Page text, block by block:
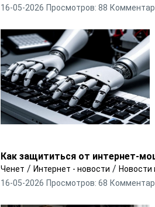
16-05-2026 Просмотров: 88
Как защититься от интернет-
Ченет / Интернет - новости / Новости
16-05-2026 Просмотров: 68
Х. Гапураев. Капкан
для Зелимхана (Отр.
из романа «1овда»)